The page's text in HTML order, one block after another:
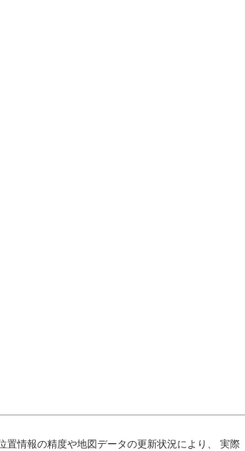
情報の精度や地図データの更新状況により、 実際